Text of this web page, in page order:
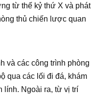
từ thế kỷ thứ X và phát
thủ chiến lược quan
và các công trình phòng
qua các lối đi đá, khám
lính. Ngoài ra, từ vị trí